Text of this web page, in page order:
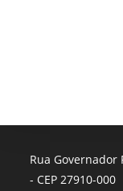
Rua Governador
- CEP 27910-000